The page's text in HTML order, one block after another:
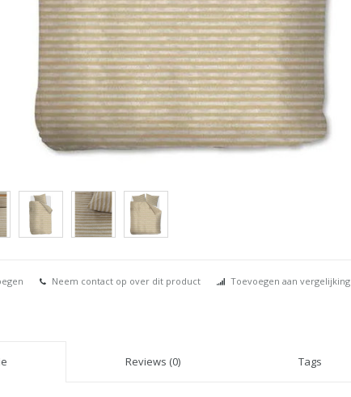
Neem contact op over dit product Toevoegen aan vergelijking
Reviews (0) Tags